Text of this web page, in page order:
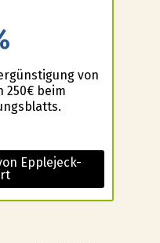
von
250€ beim
Epplejeck-